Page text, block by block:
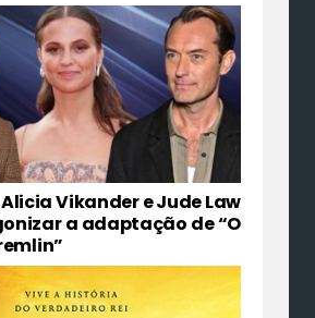
Vikander e Jude Law
a adaptação de “O